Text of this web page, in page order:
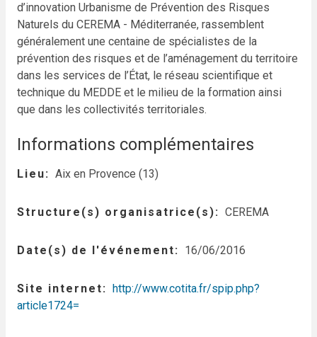
d’innovation Urbanisme de Prévention des Risques
Naturels du CEREMA - Méditerranée, rassemblent
généralement une centaine de spécialistes de la
prévention des risques et de l’aménagement du territoire
dans les services de l’État, le réseau scientifique et
technique du MEDDE et le milieu de la formation ainsi
que dans les collectivités territoriales.
Informations complémentaires
Lieu Aix en Provence (13)
Structure(s) organisatrice(s) CEREMA
Date(s) de l'événement 16/06/2016
Site internet
http://www.cotita.fr/spip.php?
article1724=